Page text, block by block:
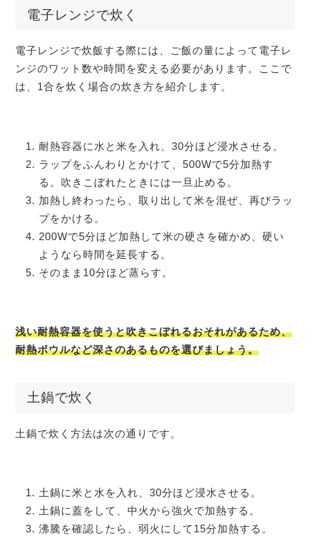
電子レンジで炊く
電子レンジで炊飯する際には、ご飯の量によって電子レ
ンジのワット数や時間を変える必要があります。ここで
は、1合を炊く場合の炊き方を紹介します。
耐熱容器に水と米を入れ、30分ほど浸水させる。
ラップをふんわりとかけて、500Wで5分加熱す
る。吹きこぼれたときには一旦止める。
加熱し終わったら、取り出して米を混ぜ、再びラッ
プをかける。
200Wで5分ほど加熱して米の硬さを確かめ、硬い
ようなら時間を延長する。
そのまま10分ほど蒸らす。
浅い耐熱容器を使うと吹きこぼれるおそれがあるため、
耐熱ボウルなど深さのあるものを選びましょう。
土鍋で炊く
土鍋で炊く方法は次の通りです。
土鍋に米と水を入れ、30分ほど浸水させる。
土鍋に蓋をして、中火から強火で加熱する。
沸騰を確認したら、弱火にして15分加熱する。